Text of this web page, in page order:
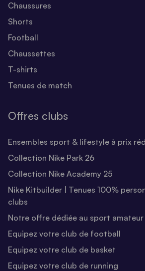
Chaussures
Shorts
Football
Chaussettes
T-shirts
Tenues de match
Offres clubs
Ensembles sport & lifestyle à prix
Collection Nike Park 26
Collection Nike Academy 25
Nike Kitbuilder | Tenues 100%
clubs
Notre offre dédiée au sport amateur
Equipez votre club de football
Equipez votre club de basket
Equipez votre club de running